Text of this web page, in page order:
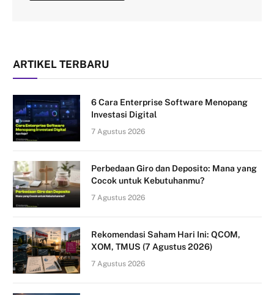
ARTIKEL TERBARU
6 Cara Enterprise Software Menopang
Investasi Digital
7 Agustus 2026
Perbedaan Giro dan Deposito: Mana yang
Cocok untuk Kebutuhanmu?
7 Agustus 2026
Rekomendasi Saham Hari Ini: QCOM,
XOM, TMUS (7 Agustus 2026)
7 Agustus 2026